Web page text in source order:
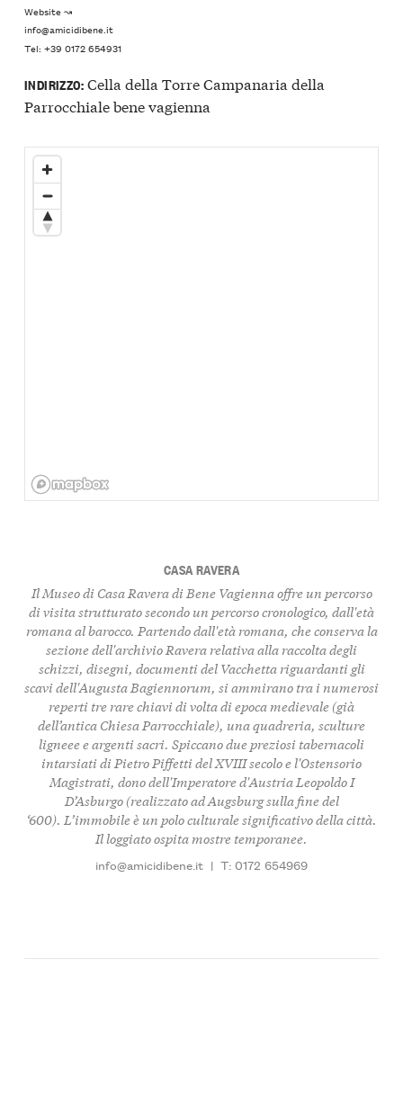
Website ↝
info@amicidibene.it
Tel: +39 0172 654931
INDIRIZZO:Cella della Torre Campanaria della
Parrocchiale bene vagienna
CASA RAVERA
Il Museo di Casa Ravera di Bene Vagienna offre un percorso
di visita strutturato secondo un percorso cronologico, dall'età
romana al barocco. Partendo dall'età romana, che conserva la
sezione dell'archivio Ravera relativa alla raccolta degli
schizzi, disegni, documenti del Vacchetta riguardanti gli
scavi dell'Augusta Bagiennorum, si ammirano tra i numerosi
reperti tre rare chiavi di volta di epoca medievale (già
dell’antica Chiesa Parrocchiale), una quadreria, sculture
ligneee e argenti sacri. Spiccano due preziosi tabernacoli
intarsiati di Pietro Piffetti del XVIII secolo e l'Ostensorio
Magistrati, dono dell'Imperatore d'Austria Leopoldo I
D’Asburgo (realizzato ad Augsburg sulla fine del
‘600). L’immobile è un polo culturale significativo della città.
Il loggiato ospita mostre temporanee.
info@amicidibene.it | T: 0172 654969